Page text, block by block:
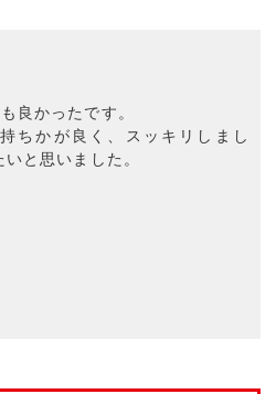
良かったです。
ちかが良く、スッキリしまし
と思いました。